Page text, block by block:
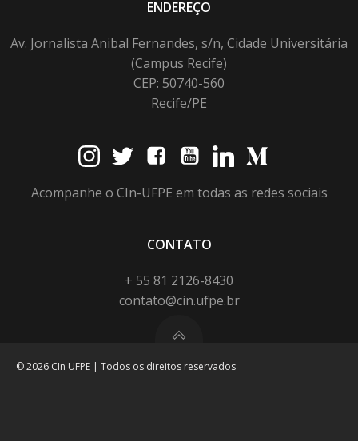
ENDEREÇO
Av. Jornalista Anibal Fernandes, s/n, Cidade Universitária
(Campus Recife)
CEP: 50740-560
Recife/PE
Acompanhe o CIn-UFPE em todas as redes sociais
CONTATO
+ 55 81 2126-8430
contato@cin.ufpe.br
© 2026 CIn UFPE | Todos os direitos reservados